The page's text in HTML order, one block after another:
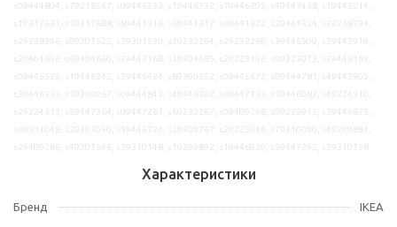
Характеристики
Бренд IKEA